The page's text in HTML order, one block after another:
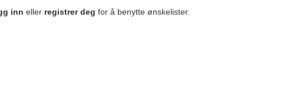
inn eller registrer deg for å benytte ønskelister.